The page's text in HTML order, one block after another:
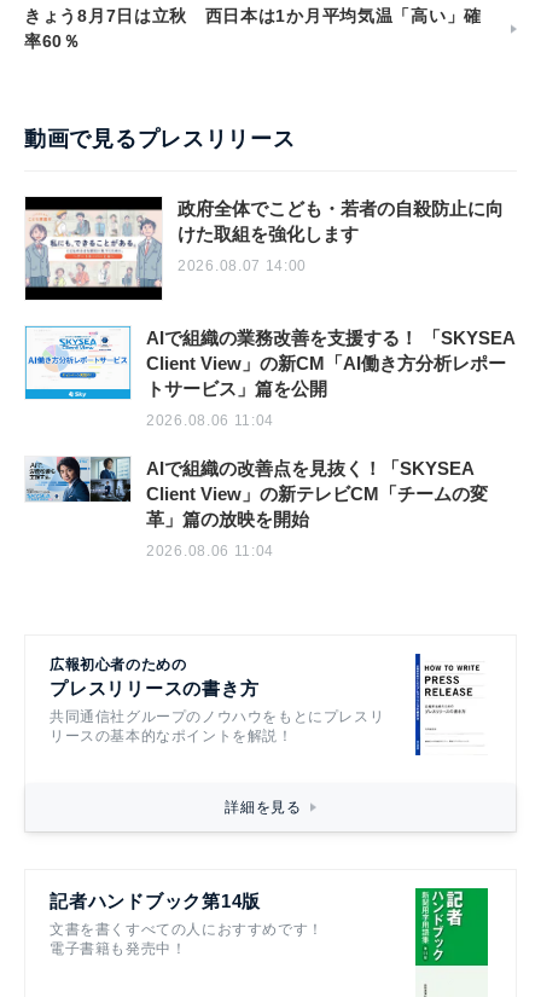
きょう8月7日は立秋 西日本は1か月平均気温「高い」確
率60％
動画で見るプレスリリース
政府全体でこども・若者の自殺防止に向
けた取組を強化します
2026.08.07 14:00
AIで組織の業務改善を支援する！ 「SKYSEA
Client View」の新CM「AI働き方分析レポー
トサービス」篇を公開
2026.08.06 11:04
AIで組織の改善点を見抜く！「SKYSEA
Client View」の新テレビCM「チームの変
革」篇の放映を開始
2026.08.06 11:04
広報初心者のための
プレスリリースの書き方
共同通信社グループのノウハウをもとにプレスリ
リースの基本的なポイントを解説！
詳細を見る
記者ハンドブック第14版
文書を書くすべての人におすすめです！
電子書籍も発売中！